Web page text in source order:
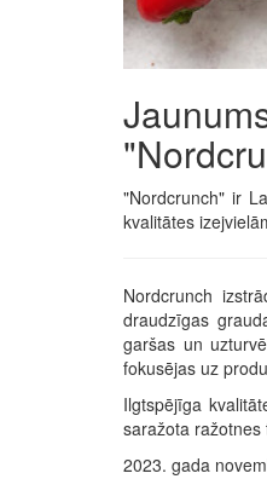
"Nordcrunch" ir
kvalitātes
Nordcrunch
draudzīgas
garšas un
fokusējas uz
Ilgtspējīga
saražota
2023. gada